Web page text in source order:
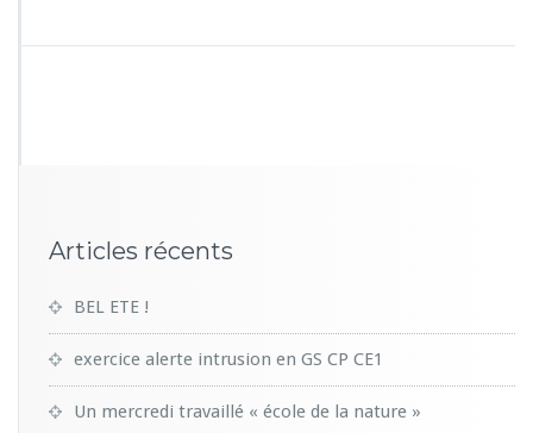
Articles récents
BEL ETE !
exercice alerte intrusion en GS CP CE1
Un mercredi travaillé « école de la nature »